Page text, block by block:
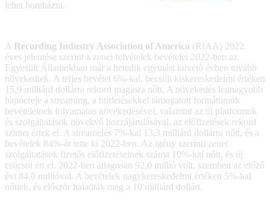
lehet bombázni.
A Recording Industry Association of America (RIAA) 2022.
éves jelentése szerint a zenei felvételek bevételei 2022-ben az
Egyesült Államokban már a hetedik egymást követő évben tovább
növekedtek. A teljes bevétel 6%-kal, becsült kiskereskedelmi értéken
15,9 milliárd dollárra rekord magasra nőtt. A növekedés legnagyobb
hajtóereje a streaming, a hirdetésekkel támogatott formátumok
bevételeinek folyamatos növekedésével, valamint az új platformok
és szolgáltatások növekvő hozzájárulásával, az előfizetések rekord
szintet értek el. A streamelés 7%-kal 13,3 milliárd dollárra nőtt, és a
bevételek 84%-át tette ki 2022-ben. Az igény szerinti zenei
szolgáltatások fizetős előfizetéseinek száma 10%-kal nőtt, és új
csúcsot ért el, 2022-ben átlagosan 92,0 millió volt, szemben az előző
évi 84,0 millióval. A bevételek nagykereskedelmi értéken 5%-kal
nőttek, és először haladták meg a 10 milliárd dollárt.